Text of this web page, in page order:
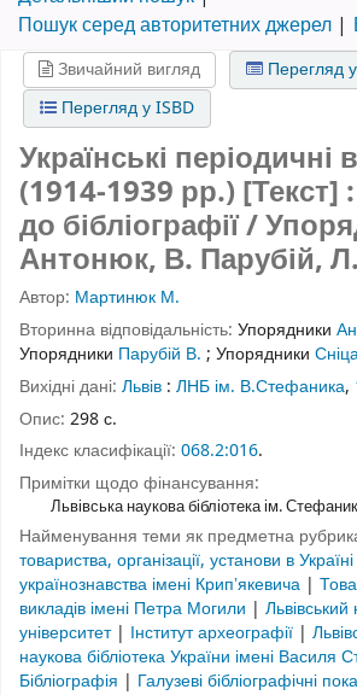
Пошук серед авторитетних джерел
Звичайний вигляд
Перегляд
Перегляд у ISBD
Українські періодичні
(1914-1939 рр.) [Текст]
до бібліографії /
Антонюк, В. Парубій,
Автор: Мартинюк М.
Вторинна відповідальність: Упорядники
Упорядники Парубій В. ; Упорядники
Вихідні дані: Львів : ЛНБ ім. В.Стефаника,
Опис: 298 с.
Індекс класифікації: 068.2:016.
Примітки щодо фінансування:
Львівська наукова бібліотека ім.
Найменування теми як предметна
товариства, організації, установи в Україні
українознавства імені Крипʼякевича |
викладів імені Петра Могили |
університет | Інститут археографії |
наукова бібліотека України імені Василя
Бібліографія | Галузеві бібліографічні